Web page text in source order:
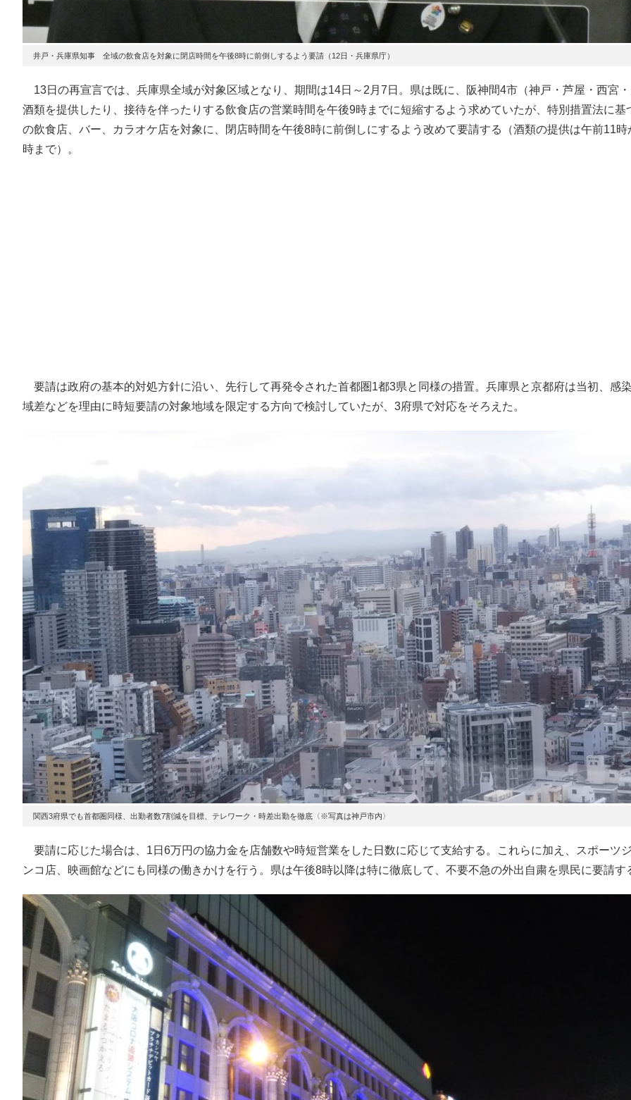
井戸・兵庫県知事 全域の飲食店を対象に閉店時間を午後8時に前倒しするよう要請（12日・兵庫県庁）
13日の再宣言では、兵庫県全域が対象区域となり、期間は14日～2月7日。県は既に、阪神間4市（神戸・芦屋・西宮
酒類を提供したり、接待を伴ったりする飲食店の営業時間を午後9時までに短縮するよう求めていたが、特別措置法に基
の飲食店、バー、カラオケ店を対象に、閉店時間を午後8時に前倒しにするよう改めて要請する（酒類の提供は午前11時
時まで）。
要請は政府の基本的対処方針に沿い、先行して再発令された首都圏1都3県と同様の措置。兵庫県と京都府は当初、感
域差などを理由に時短要請の対象地域を限定する方向で検討していたが、3府県で対応をそろえた。
関西3府県でも首都圏同様、出勤者数7割減を目標、テレワーク・時差出勤を徹底〈※写真は神戸市内〉
要請に応じた場合は、1日6万円の協力金を店舗数や時短営業をした日数に応じて支給する。これらに加え、スポーツ
ンコ店、映画館などにも同様の働きかけを行う。県は午後8時以降は特に徹底して、不要不急の外出自粛を県民に要請す